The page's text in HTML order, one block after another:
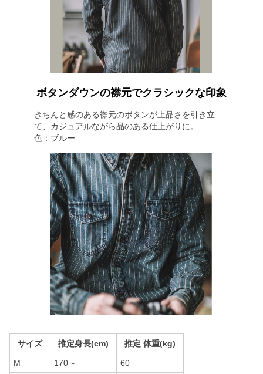
ボタンダウンの襟元でクラシックな印象
きちんと感のある襟元のボタンが上品さを引き立
て、カジュアルながら品のある仕上がりに。
色：ブルー
サイズ 推定身長(cm) 推定 体重(kg)
M 170～ 60